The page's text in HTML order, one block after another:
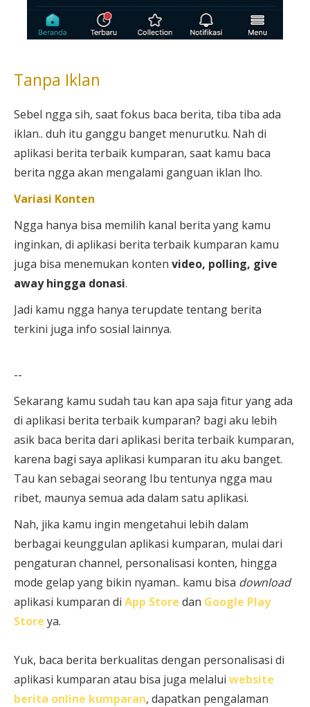
Tanpa Iklan
Sebel ngga sih, saat fokus baca berita, tiba tiba ada
iklan.. duh itu ganggu banget menurutku. Nah di
aplikasi berita terbaik kumparan, saat kamu baca
berita ngga akan mengalami ganguan iklan lho.
Variasi Konten
Ngga hanya bisa memilih kanal berita yang kamu
inginkan, di aplikasi berita terbaik kumparan kamu
juga bisa menemukan konten video, polling, give
away hingga donasi.
Jadi kamu ngga hanya terupdate tentang berita
terkini juga info sosial lainnya.
--
Sekarang kamu sudah tau kan apa saja fitur yang ada
di aplikasi berita terbaik kumparan? bagi aku lebih
asik baca berita dari aplikasi berita terbaik kumparan,
karena bagi saya aplikasi kumparan itu aku banget.
Tau kan sebagai seorang Ibu tentunya ngga mau
ribet, maunya semua ada dalam satu aplikasi.
Nah, jika kamu ingin mengetahui lebih dalam
berbagai keunggulan aplikasi kumparan, mulai dari
pengaturan channel, personalisasi konten, hingga
mode gelap yang bikin nyaman.. kamu bisa download
aplikasi kumparan di App Store dan Google Play
Store ya.
Yuk, baca berita berkualitas dengan personalisasi di
aplikasi kumparan atau bisa juga melalui website
berita online kumparan, dapatkan pengalaman